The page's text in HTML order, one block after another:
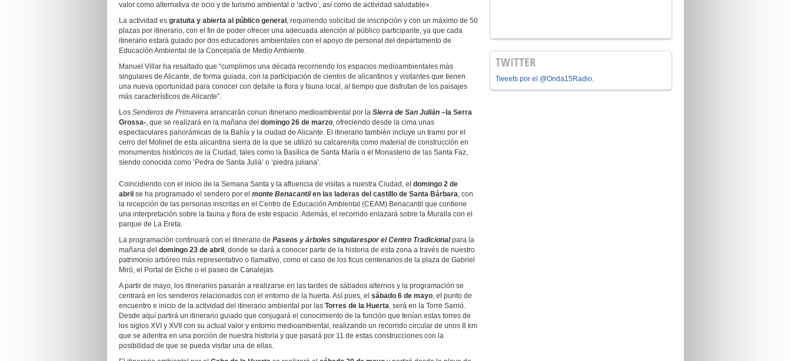
valor como alternativa de ocio y de turismo ambiental o ‘activo’, así como de actividad saludable».
La actividad es gratuita y abierta al público general , requiriendo solicitud de inscripción y con un máximo de 50
plazas por itinerario, con el fin de poder ofrecer una adecuada atención al público participante, ya que cada
itinerario estará guiado por dos educadores ambientales con el apoyo de personal del departamento de
Educación Ambiental de la Concejalía de Medio Ambiente.
Manuel Villar ha resaltado que “cumplimos una década recorriendo los espacios medioambientales más
singulares de Alicante, de forma guiada, con la participación de cientos de alicantinos y visitantes que tienen
una nueva oportunidad para conocer con detalle la flora y fauna local, al tiempo que disfrutan de los paisajes
más característicos de Alicante”.
Los Senderos de Primavera arrancarán conun itinerario medioambiental por la Sierra de San Julián – la Serra
Grossa-, que se realizará en la mañana del domingo 26 de marzo, ofreciendo desde la cima unas
espectaculares panorámicas de la Bahía y la ciudad de Alicante. El itinerario también incluye un tramo por el
cerro del Molinet de esta alicantina sierra de la que se utilizó su calcarenita como material de construcción en
monumentos históricos de la Ciudad, tales como la Basílica de Santa María o el Monasterio de las Santa Faz,
siendo conocida como ‘Pedra de Santa Julià’ o ‘piedra juliana’.
Coincidiendo con el inicio de la Semana Santa y la afluencia de visitas a nuestra Ciudad, el domingo 2 de
abril se ha programado el sendero por el monte Benacantilen las laderas del castillo de Santa Bárbara, con
la recepción de las personas inscritas en el Centro de Educación Ambiental (CEAM) Benacantil que contiene
una interpretación sobre la fauna y flora de este espacio. Además, el recorrido enlazará sobre la Muralla con el
parque de La Ereta.
La programación continuará con el itinerario de Paseos y árboles singularespor el Centro Tradicionalpara la
mañana del domingo 23 de abril , donde se dará a conocer parte de la historia de esta zona a través de nuestro
patrimonio arbóreo más representativo o llamativo, como el caso de los ficus centenarios de la plaza de Gabriel
Miró, el Portal de Elche o el paseo de Canalejas.
A partir de mayo, los itinerarios pasarán a realizarse en las tardes de sábados alternos y la programación se
centrará en los senderos relacionados con el entorno de la huerta. Así pues, el sábado 6 de mayo, el punto de
encuentro e inicio de la actividad del itinerario ambiental por las Torres de la Huerta, será en la Torre Sarrió.
Desde aquí partirá un itinerario guiado que conjugará el conocimiento de la función que tenían estas torres de
los siglos XVI y XVII con su actual valor y entorno medioambiental, realizando un recorrido circular de unos 8 km
que se adentra en una porción de nuestra historia y que pasará por 11 de estas construcciones con la
posibilidad de que se pueda visitar una de ellas.
TWITTER
Tweets por el @Onda15Radio.